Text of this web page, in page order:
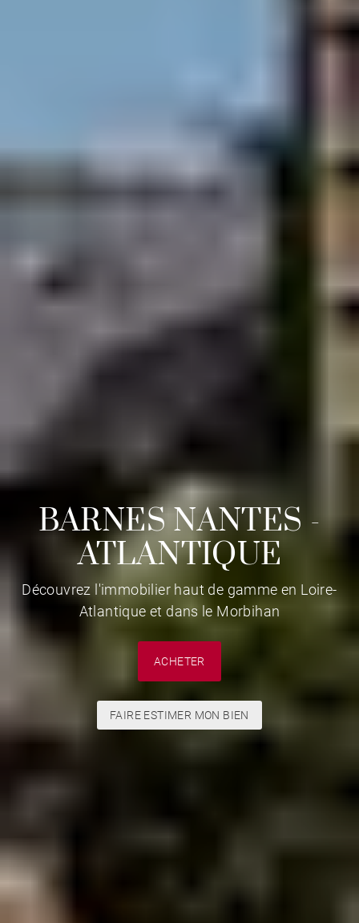
BARNES NANTES -
ATLANTIQUE
Découvrez l'immobilier haut de gamme en Loire-
Atlantique et dans le Morbihan
ACHETER
FAIRE ESTIMER MON BIEN